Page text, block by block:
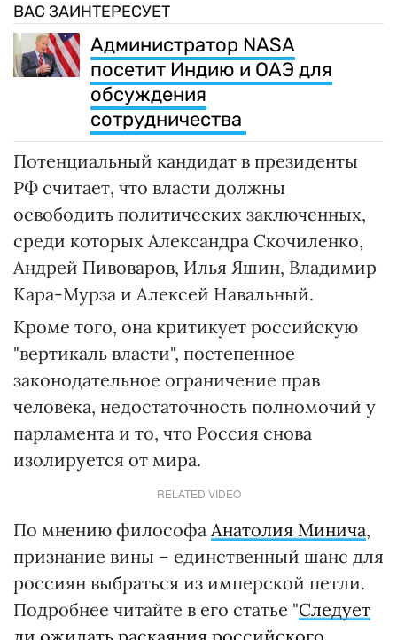
ВАС ЗАИНТЕРЕСУЕТ
Администратор NASA
посетит Индию и ОАЭ для
обсуждения
сотрудничества
Потенциальный кандидат в президенты
РФ считает, что власти должны
освободить политических заключенных,
среди которых Александра Скочиленко,
Андрей Пивоваров, Илья Яшин, Владимир
Кара-Мурза и Алексей Навальный.
Кроме того, она критикует российскую
"вертикаль власти", постепенное
законодательное ограничение прав
человека, недостаточность полномочий у
парламента и то, что Россия снова
изолируется от мира.
RELATED VIDEO
По мнению философа Анатолия Минича,
признание вины – единственный шанс для
россиян выбраться из имперской петли.
Подробнее читайте в его статье "Следует